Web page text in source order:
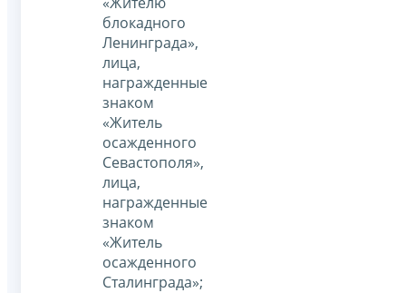
блокадного
Ленинграда»,
лица,
награжденные
знаком
«Житель
осажденного
Севастополя»,
лица,
награжденные
знаком
«Житель
осажденного
Сталинграда»;